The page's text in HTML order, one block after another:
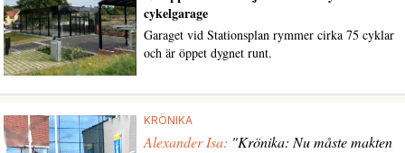
cykelgarage
Garaget vid Stationsplan rymmer cirka 75 cyklar
och är öppet dygnet runt.
KRÖNIKA
Alexander Isa: "Krönika: Nu måste makten